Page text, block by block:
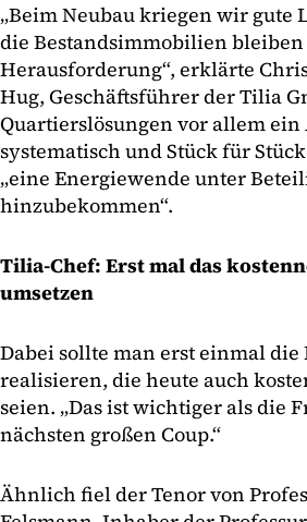
„Beim Neubau kriegen wir gute
die Bestandsimmobilien
Herausforderung“, erklärte
Hug, Geschäftsführer der Tilia
Quartierslösungen vor allem ein
systematisch und Stück für
„eine Energiewende unter
hinzubekommen“.
Tilia-Chef: Erst mal das
umsetzen
Dabei sollte man erst einmal die
realisieren, die heute auch
seien. „Das ist wichtiger als die
nächsten großen Coup.“
Ähnlich fiel der Tenor von